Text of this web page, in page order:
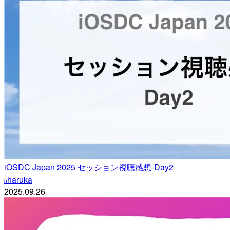
iOSDC Japan 2025 セッション視聴感想-Day2
hharuka
2025.09.26